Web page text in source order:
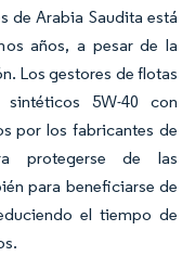
de Arabia Saudita está
años, a pesar de la
Los gestores de flotas
5W-40 con
por los fabricantes de
protegerse de las
para beneficiarse de
el tiempo de